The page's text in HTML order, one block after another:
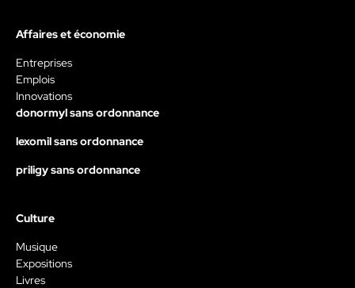
Affaires et économie
Entreprises
Emplois
Innovations
donormyl sans ordonnance
lexomil sans ordonnance
priligy sans ordonnance
Culture
Musique
Expositions
Livres